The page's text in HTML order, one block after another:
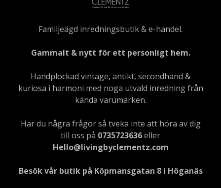
Familjeägd inredningsbutik & e-handel.
Gammalt & nytt för ett personligt hem.
Handplockad vintage, antikt, secondhand &
kuriosa i harmoni med noga utvald inredning från
kända varumärken.
Har du några frågor så tveka inte att höra av dig
till oss på 0735723636eller
Hello@livingbyclementz.com
Besök vår butik på Köpmansgatan 8 i Höganäs